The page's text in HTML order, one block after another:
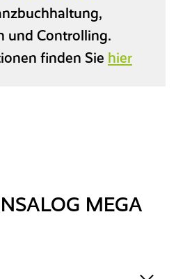
und Controlling.
finden Sie hier
MEGA